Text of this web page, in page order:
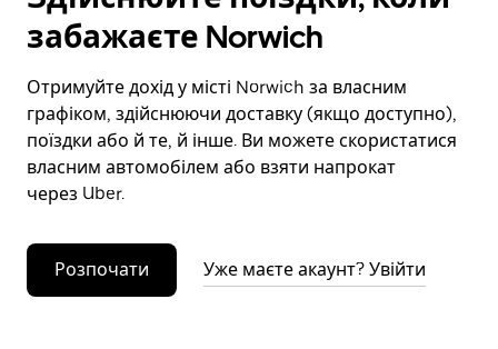
забажаєте Norwich
Отримуйте дохід у місті Norwich за власним
графіком, здійснюючи доставку (якщо доступно),
поїздки або й те, й інше. Ви можете скористатися
власним автомобілем або взяти напрокат
через Uber.
Розпочати Уже маєте акаунт? Увійти